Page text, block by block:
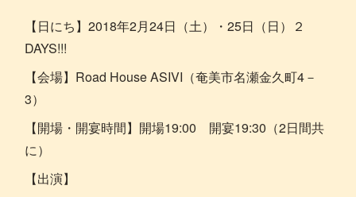
【日にち】2018年2月24日（土）・25日（日）２
DAYS!!!
【会場】Road House ASIVI（奄美市名瀬金久町4－
3）
【開場・開宴時間】開場19:00 開宴19:30（2日間共
に）
【出演】